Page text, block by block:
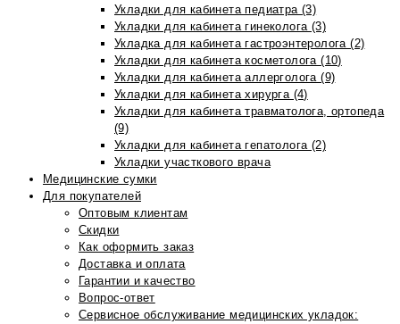
Укладки для кабинета педиатра (3)
Укладки для кабинета гинеколога (3)
Укладка для кабинета гастроэнтеролога (2)
Укладки для кабинета косметолога (10)
Укладки для кабинета аллерголога (9)
Укладки для кабинета хирурга (4)
Укладки для кабинета травматолога, ортопеда
(9)
Укладки для кабинета гепатолога (2)
Укладки участкового врача
Медицинские сумки
Для покупателей
Оптовым клиентам
Скидки
Как оформить заказ
Доставка и оплата
Гарантии и качество
Вопрос-ответ
Сервисное обслуживание медицинских укладок: